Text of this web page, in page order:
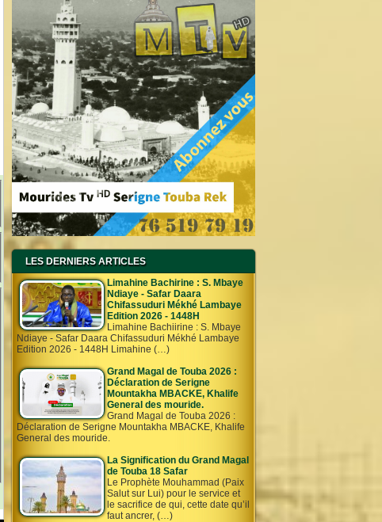
LES DERNIERS ARTICLES
Limahine Bachirine : S. Mbaye
Ndiaye - Safar Daara
Chifassuduri Mékhé Lambaye
Edition 2026 - 1448H
Limahine Bachiirine : S. Mbaye
Ndiaye - Safar Daara Chifassuduri Mékhé Lambaye
Edition 2026 - 1448H Limahine (…)
Grand Magal de Touba 2026 :
Déclaration de Serigne
Mountakha MBACKE, Khalife
General des mouride.
Grand Magal de Touba 2026 :
Déclaration de Serigne Mountakha MBACKE, Khalife
General des mouride.
La Signification du Grand Magal
de Touba 18 Safar
Le Prophète Mouhammad (Paix
Salut sur Lui) pour le service et
le sacrifice de qui, cette date qu’il
faut ancrer, (…)